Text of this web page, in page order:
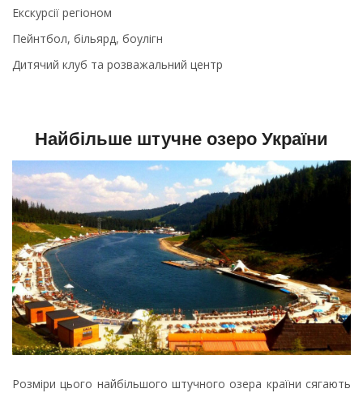
Екскурсії регіоном
Пейнтбол, більярд, боулігн
Дитячий клуб та розважальний центр
Найбільше штучне озеро України
Розміри цього найбільшого штучного озера країни сягають